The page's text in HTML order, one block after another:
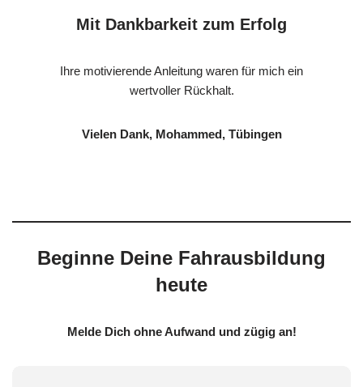
Mit Dankbarkeit zum Erfolg
Ihre motivierende Anleitung waren für mich ein
wertvoller Rückhalt.
Vielen Dank, Mohammed, Tübingen
Beginne Deine Fahrausbildung
heute
Melde Dich ohne Aufwand und zügig an!